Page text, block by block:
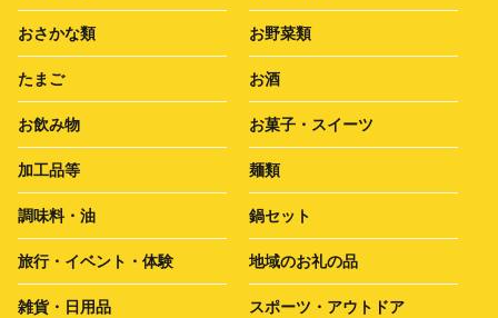
おさかな類 お野菜類
たまご お酒
お飲み物 お菓子・スイーツ
加工品等 麺類
調味料・油 鍋セット
旅行・イベント・体験 地域のお礼の品
雑貨・日用品 スポーツ・アウトドア